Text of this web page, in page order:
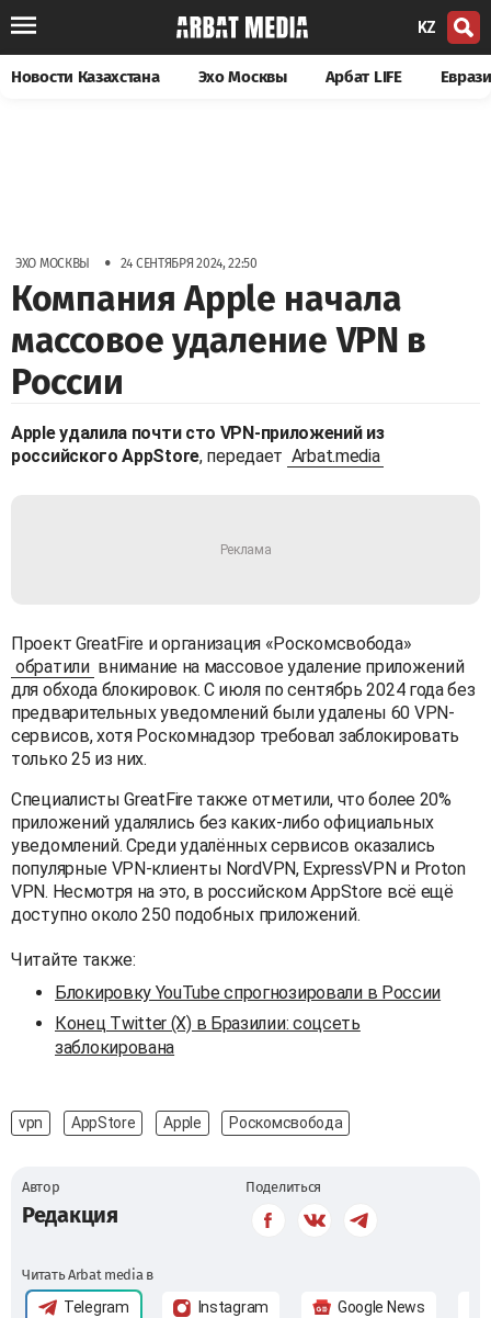
KZ
Новости Казахстана Эхо Москвы Арбат LIFE
ЭХО МОСКВЫ • 24 СЕНТЯБРЯ 2024, 22:50
Компания Apple начала
массовое удаление VPN в
России
Apple удалила почти сто VPN-приложений из
российского AppStore, передает Arbat.media
Проект GreatFire и организация «Роскомсвобода»
обратили внимание на массовое удаление приложений
для обхода блокировок. С июля по сентябрь 2024 года без
предварительных уведомлений были удалены 60 VPN-
сервисов, хотя Роскомнадзор требовал заблокировать
только 25 из них.
Специалисты GreatFire также отметили, что более 20%
приложений удалялись без каких-либо официальных
уведомлений. Среди удалённых сервисов оказались
популярные VPN-клиенты NordVPN, ExpressVPN и Proton
VPN. Несмотря на это, в российском AppStore всё ещё
доступно около 250 подобных приложений.
Читайте также:
Блокировку YouTube спрогнозировали в России
Конец Twitter (X) в Бразилии: соцсеть
заблокирована
vpn AppStore Apple Роскомсвобода
Автор
Редакция
Поделиться
Читать Arbat media в
Telegram Instagram Google News